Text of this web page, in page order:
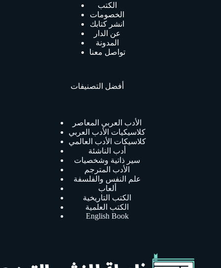
الكتب
الخصومات
انشر كتابك
عن الدار
المدونة
تواصل معنا
أفضل التصنيفات
الأدب العربي المعاصر
كلاسيكيات الأدب العربي
كلاسيكات الأدب العالمي
أدب الناشئة
سير ذاتية وشخصيات
الأدب المترجم
علم النفس والفلسفة
ألعاب
الكتب التاريخية
الكتب العلمية
English Book